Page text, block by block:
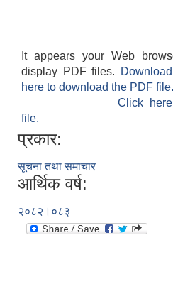
It appears your Web
display PDF files.
here to download the PDF file.
Click
file.
प्रकार:
सूचना तथा समाचार
आर्थिक वर्ष:
२०८२।०८३